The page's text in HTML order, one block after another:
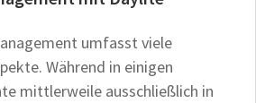
umfasst viele
Während in einigen
mittlerweile ausschließlich in